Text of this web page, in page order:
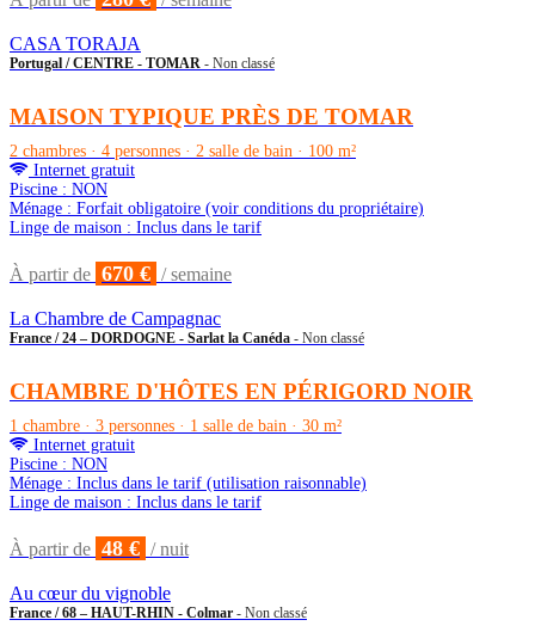
CASA TORAJA
Portugal / CENTRE - TOMAR - Non classé
MAISON TYPIQUE PRÈS DE TOMAR
2 chambres · 4 personnes · 2 salle de bain · 100 m²
Internet gratuit
Piscine : NON
Ménage : Forfait obligatoire (voir conditions du propriétaire)
Linge de maison : Inclus dans le tarif
À partir de 670 € / semaine
La Chambre de Campagnac
France / 24 – DORDOGNE - Sarlat la Canéda - Non classé
CHAMBRE D'HÔTES EN PÉRIGORD NOIR
1 chambre · 3 personnes · 1 salle de bain · 30 m²
Internet gratuit
Piscine : NON
Ménage : Inclus dans le tarif (utilisation raisonnable)
Linge de maison : Inclus dans le tarif
À partir de 48 € / nuit
Au cœur du vignoble
France / 68 – HAUT-RHIN - Colmar - Non classé